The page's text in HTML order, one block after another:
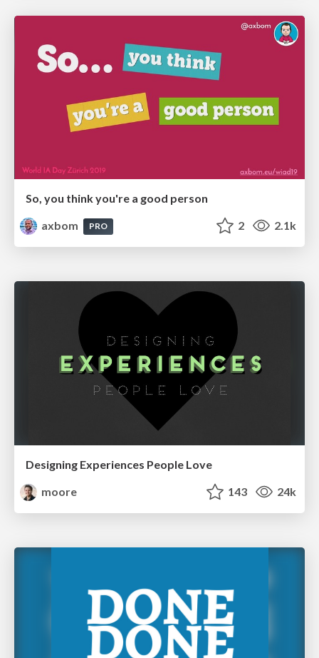
So, you think you're a good person
axbom
PRO 2 2.1k
Designing Experiences People Love
moore
143 24k